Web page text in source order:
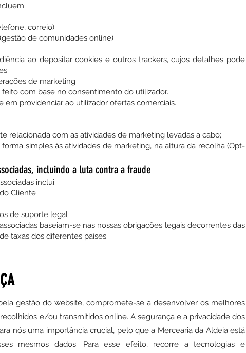
correio)
de comunidades online)
ao depositar cookies e outros trackers, cujos detalhes pode
de marketing
com base no consentimento do utilizador.
providenciar ao utilizador ofertas comerciais.
relacionada com as atividades de marketing levadas a cabo;
simples às atividades de marketing, na altura da recolha (Opt-
incluindo a luta contra a fraude
inclui:
Cliente
de suporte legal
baseiam-se nas nossas obrigações legais decorrentes das
taxas dos diferentes países.
gestão do website, compromete-se a desenvolver os melhores
e/ou transmitidos online. A segurança e a privacidade dos
nós uma importância crucial, pelo que a Mercearia da Aldeia está
mesmos dados. Para esse efeito, recorre a tecnologias e